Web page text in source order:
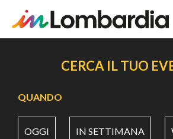
principale
CERCA IL TUO
QUANDO
OGGI IN SETTIMANA